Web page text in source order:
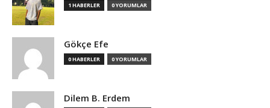
1 HABERLER 0 YORUMLAR
Gökçe Efe
0 HABERLER 0 YORUMLAR
Dilem B. Erdem